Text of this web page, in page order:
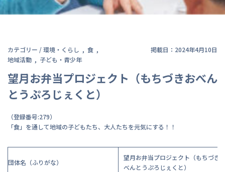
カテゴリー /環境・くらし
食
地域活動
子ども・青少年
掲載日：2024年4月10日
望月お弁当プロジェクト（もちづきおべん
とうぷろじぇくと）
（登録番号:279）
「食」を通して地域の子どもたち、大人たちを元気にする！！
団体名（ふりがな）
望月お弁当プロジェクト（もちづき
べんとうぷろじぇくと）